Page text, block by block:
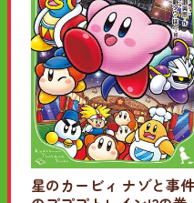
星のカービィ ナゾと事件